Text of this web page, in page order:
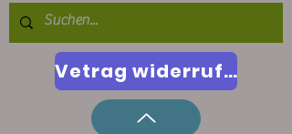
Vetrag widerrufen